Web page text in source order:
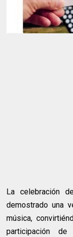
La celebración
demostrado una
música,
participación